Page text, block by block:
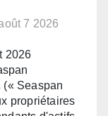
7 2026
2026
(« Seaspan
propriétaires